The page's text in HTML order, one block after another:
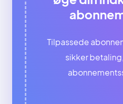
Tilpassede
sikker